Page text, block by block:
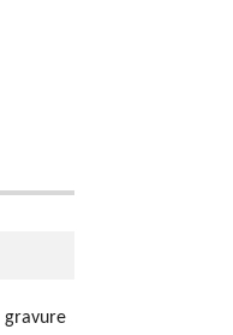
gravure